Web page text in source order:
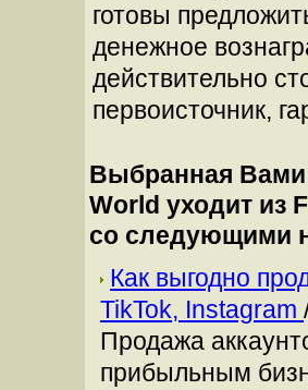
готовы
денежное
действительно
первоисточник,
Выбранная Вами
World уходит из
со следующими
Как выгодно
TikTok, Instagram
Продажа
прибыльным